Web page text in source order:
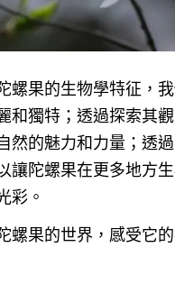
螺果的生物學特征，
和獨特；透過探索其
然的魅力和力量；透
讓陀螺果在更多地方
彩。
螺果的世界，感受它